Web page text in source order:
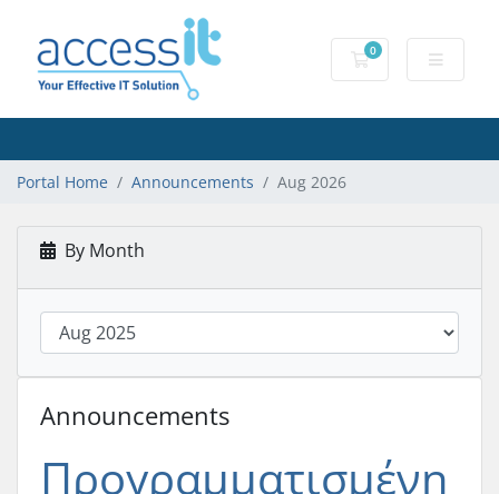
0
Shopping Cart
Portal Home Announcements Aug 2026
By Month
Announcements
Προγραμματισμένη